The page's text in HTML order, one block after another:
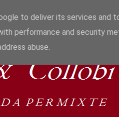
to deliver its services and
performance and security
abuse.